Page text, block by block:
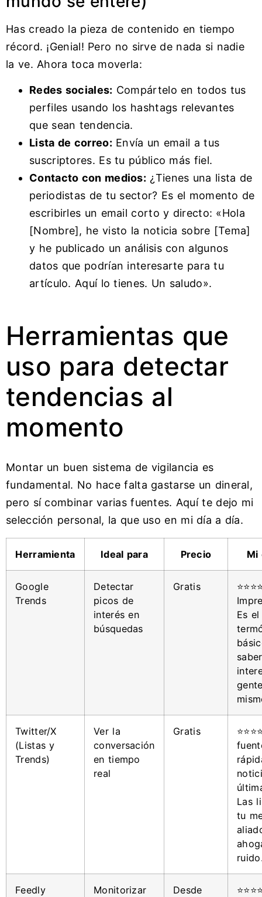
Has creado la pieza de contenido en tiempo
récord. ¡Genial! Pero no sirve de nada si nadie
la ve. Ahora toca moverla:
Redes sociales: Compártelo en todos tus
perfiles usando los hashtags relevantes
que sean tendencia.
Lista de correo: Envía un email a tus
suscriptores. Es tu público más fiel.
Contacto con medios: ¿Tienes una lista de
periodistas de tu sector? Es el momento de
escribirles un email corto y directo: «Hola
[Nombre], he visto la noticia sobre [Tema]
y he publicado un análisis con algunos
datos que podrían interesarte para tu
artículo. Aquí lo tienes. Un saludo».
Herramientas que
uso para detectar
tendencias al
momento
Montar un buen sistema de vigilancia es
fundamental. No hace falta gastarse un dineral,
pero sí combinar varias fuentes. Aquí te dejo mi
selección personal, la que uso en mi día a día.
Herramienta Ideal para Precio Mi
Google
Trends
Detectar
picos de
interés en
búsquedas
Gratis
Es el
Twitter/X
(Listas y
Trends)
Ver la
conversación
en tiempo
real
Gratis
Las
tu
Feedly
Monitorizar
Desde